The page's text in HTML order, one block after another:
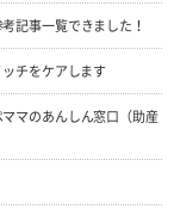
記事一覧できました！
チをケアします
マのあんしん窓口（助産